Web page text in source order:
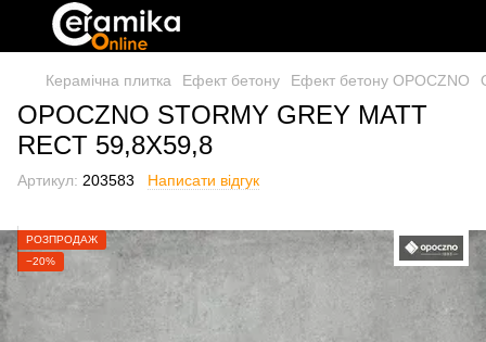
Керамічна плитка Ефект бетону Ефект бетону OPOCZNO
OPOCZNO STORMY GREY MATT
RECT 59,8X59,8
Артикул: 203583 Написати відгук
РОЗПРОДАЖ
−20%